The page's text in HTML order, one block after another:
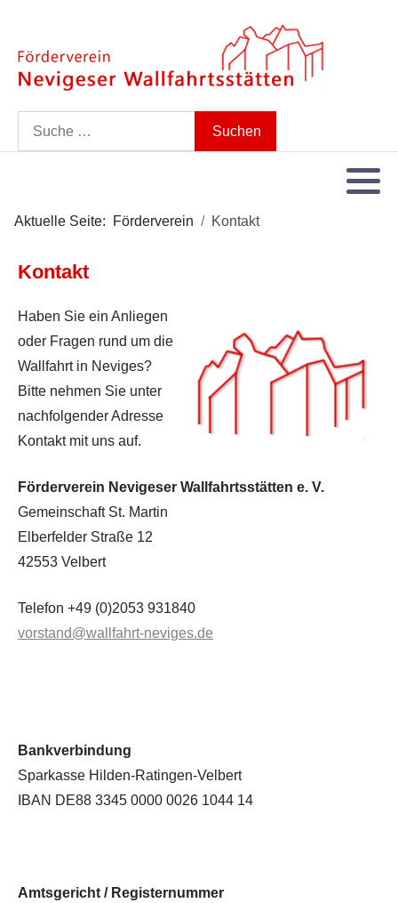
Suchen
Aktuelle Seite: Förderverein Kontakt
Kontakt
Haben Sie ein Anliegen
oder Fragen rund um die
Wallfahrt in Neviges?
Bitte nehmen Sie unter
nachfolgender Adresse
Kontakt mit uns auf.
Förderverein Nevigeser Wallfahrtsstätten e. V.
Gemeinschaft St. Martin
Elberfelder Straße 12
42553 Velbert
Telefon +49 (0)2053 931840
vorstand@wallfahrt-neviges.de
Bankverbindung
Sparkasse Hilden-Ratingen-Velbert
IBAN DE88 3345 0000 0026 1044 14
Amtsgericht / Registernummer